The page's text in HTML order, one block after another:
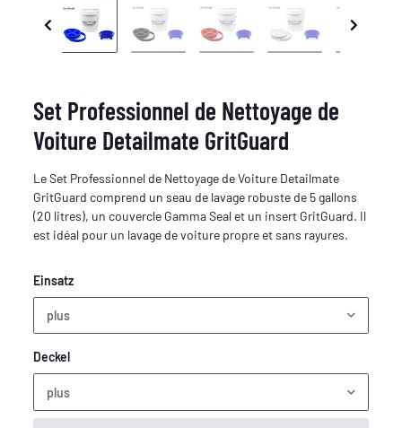
Set Professionnel de Nettoyage de
Voiture Detailmate GritGuard
Le Set Professionnel de Nettoyage de Voiture Detailmate
GritGuard comprend un seau de lavage robuste de 5 gallons
(20 litres), un couvercle Gamma Seal et un insert GritGuard. Il
est idéal pour un lavage de voiture propre et sans rayures.
Einsatz
plus
Deckel
plus